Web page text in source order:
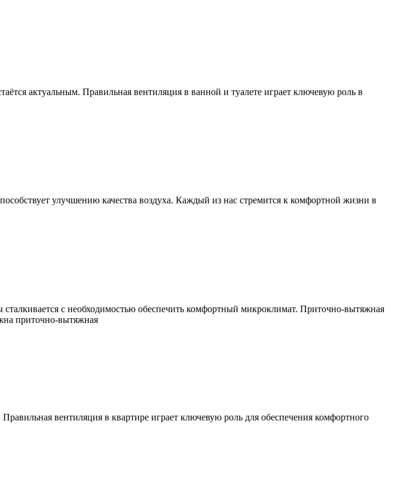
актуальным. Правильная вентиляция в ванной и туалете играет ключевую роль в
улучшению качества воздуха. Каждый из нас стремится к комфортной жизни в
с необходимостью обеспечить комфортный микроклимат. Приточно-вытяжная
приточно-вытяжная
вентиляция в квартире играет ключевую роль для обеспечения комфортного